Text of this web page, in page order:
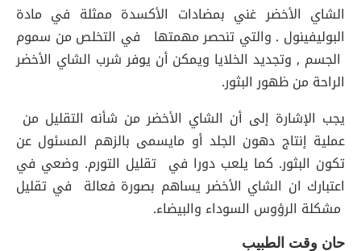
الشاي الأخضر غني بمضادات الأكسدة ممثلة في مادة
البوليفينول . والتي تنحصر مهمتها في التخلص من سموم
الجسم , وتجديد الخلايا ويمكن أن يوفر شرب الشاي الأخضر
الراحة من ظهور البثور.
يجب الإشارة إلى أن الشاي الأخضر من شأنه التقليل من
عملية إنتاج دهون الجلد أو مايسمى بالزهم المسئول عن
تكون البثور. كما يلعب دورا في تقليل التورم. وضعي في
اعتبارك ان الشاي الأخضر يساهم بصورة فعالة في تقليل
مشكلة الرؤوس السوداء والبيضاء.
حان وقت الطبيب